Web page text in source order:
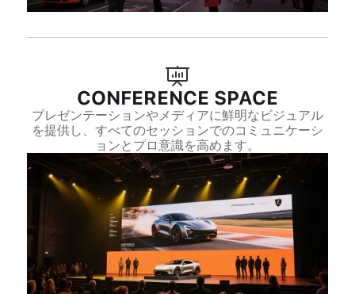
CONFERENCE SPACE
プレゼンテーションやメディアに鮮明なビジュアル
を提供し、すべてのセッションでのコミュニケーシ
ョンとプロ意識を高めます。